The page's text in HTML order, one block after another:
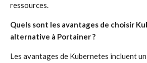
ressources.
Quels sont les avantages de choisir
alternative à Portainer ?
Les avantages de Kubernetes incluent